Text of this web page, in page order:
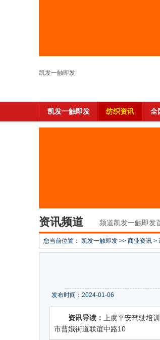
凯发一触即发
凯发一触即发 纺织资讯 全
资讯频道 频道凯发一触即发
您当前位置： 凯发一触即发 >> 商业资讯 >
发布时间：2024-01-06
资讯导读：
上虞平安驾驶培
市曹娥街道联谊中路10